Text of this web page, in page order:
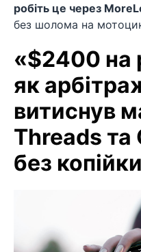
робіть це через
без шолома на
«$2400 на
як
витиснув
Threads
без